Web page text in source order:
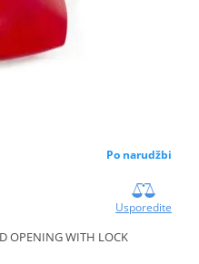
Po narudžbi
Usporedite
OPENING WITH LOCK